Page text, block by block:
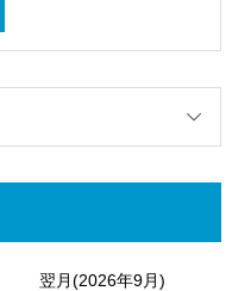
翌月(2026年9月)